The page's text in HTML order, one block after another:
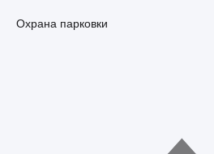
Охрана парковки